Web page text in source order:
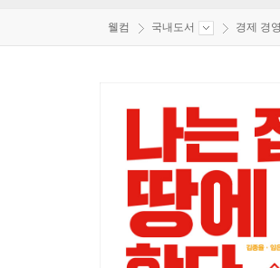
웰컴 국내도서 경제 경영